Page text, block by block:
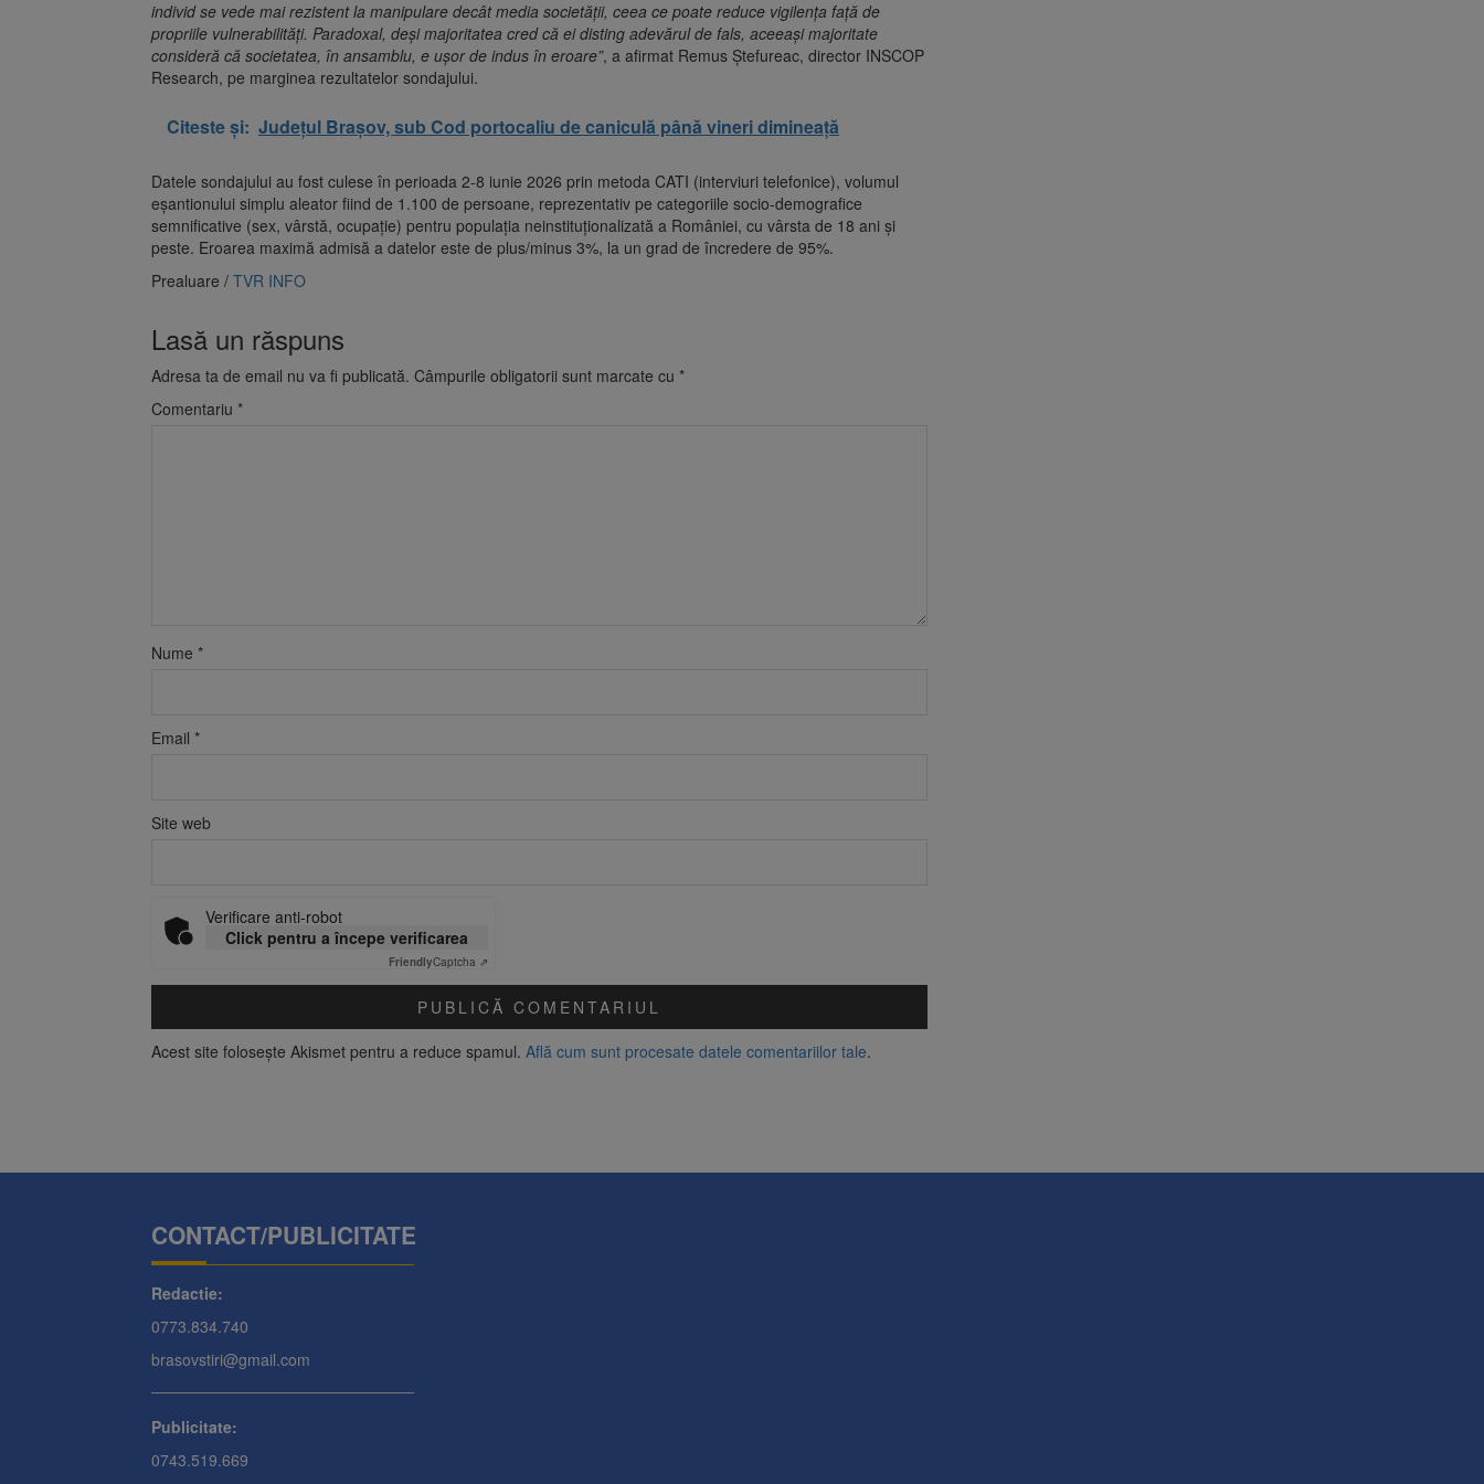
individ se vede mai rezistent la manipulare decât media societăţii, ceea ce poate reduce vigilenţa faţă de
propriile vulnerabilităţi. Paradoxal, deşi majoritatea cred că ei disting adevărul de fals, aceeaşi majoritate
consideră că societatea, în ansamblu, e uşor de indus în eroare”, a afirmat Remus Ştefureac, director INSCOP
Research, pe marginea rezultatelor sondajului.
Citeste și: Județul Brașov, sub Cod portocaliu de caniculă până vineri dimineață
Datele sondajului au fost culese în perioada 2-8 iunie 2026 prin metoda CATI (interviuri telefonice), volumul
eşantionului simplu aleator fiind de 1.100 de persoane, reprezentativ pe categoriile socio-demografice
semnificative (sex, vârstă, ocupaţie) pentru populaţia neinstituţionalizată a României, cu vârsta de 18 ani şi
peste. Eroarea maximă admisă a datelor este de plus/minus 3%, la un grad de încredere de 95%.
Prealuare / TVR INFO
Lasă un răspuns
Adresa ta de email nu va fi publicată. Câmpurile obligatorii sunt marcate cu *
Comentariu *
Nume *
Email *
Site web
Verificare anti-robot
Click pentru a începe verificarea
FriendlyCaptcha ⇗
Acest site folosește Akismet pentru a reduce spamul. Află cum sunt procesate datele comentariilor tale.
CONTACT/PUBLICITATE
Redactie:
0773.834.740
brasovstiri@gmail.com
Publicitate:
0743.519.669